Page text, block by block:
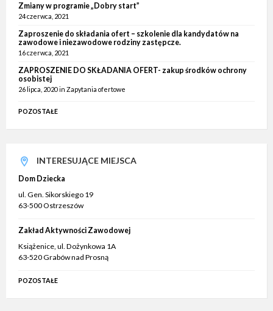
Zmiany w programie „Dobry start”
24 czerwca, 2021
Zaproszenie do składania ofert – szkolenie dla kandydatów na
zawodowe i niezawodowe rodziny zastępcze.
16 czerwca, 2021
ZAPROSZENIE DO SKŁADANIA OFERT- zakup środków ochrony
osobistej
26 lipca, 2020in Zapytania ofertowe
POZOSTAŁE
INTERESUJĄCE MIEJSCA
Dom Dziecka
ul. Gen. Sikorskiego 19
63-500 Ostrzeszów
Zakład Aktywności Zawodowej
Książenice, ul. Dożynkowa 1A
63-520 Grabów nad Prosną
POZOSTAŁE